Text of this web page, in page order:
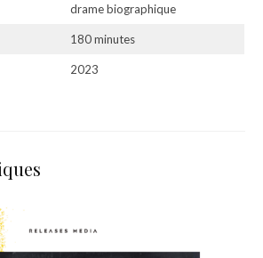
drame biographique
180 minutes
2023